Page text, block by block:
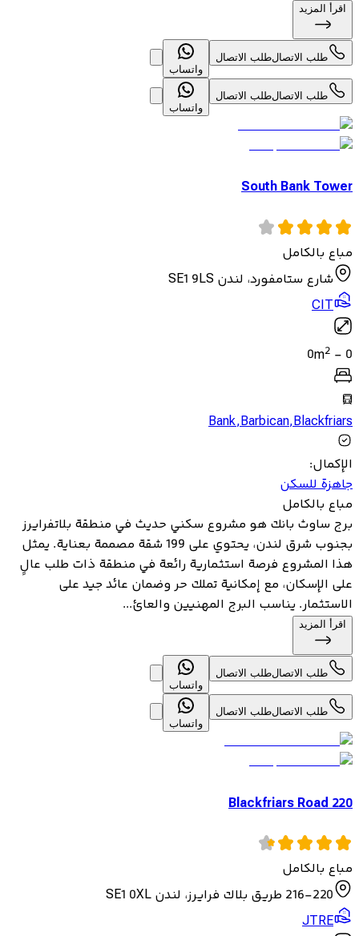
اقرأ المزيد
طلب الاتصالطلب الاتصال
واتساب
طلب الاتصالطلب الاتصال
واتساب
South Bank Tower
مباع بالكامل
شارع ستامفورد، لندن SE1 9LS
CIT
0
-
0m2
Bank,Barbican,Blackfriars
الإكمال:
جاهزة للسكن
مباع بالكامل
برج ساوث بانك هو مشروع سكني حديث في منطقة بلاتفرايرز
بجنوب شرق لندن، يحتوي على 199 شقة مصممة بعناية. يمثل
هذا المشروع فرصة استثمارية رائعة في منطقة ذات طلب عالٍ
على الإسكان، مع إمكانية تملك حر وضمان عائد جيد على
الاستثمار. يناسب البرج المهنيين والعائ...
اقرأ المزيد
طلب الاتصالطلب الاتصال
واتساب
طلب الاتصالطلب الاتصال
واتساب
220 Blackfriars Road
مباع بالكامل
216-220 طريق بلاك فرايرز، لندن SE1 0XL
JTRE